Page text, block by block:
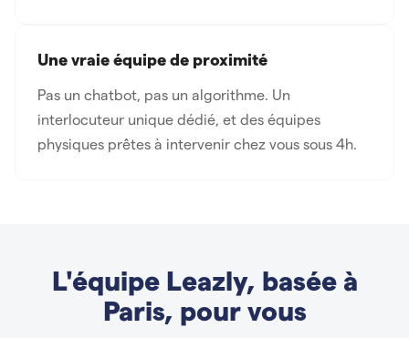
Une vraie équipe de proximité
Pas un chatbot, pas un algorithme. Un
interlocuteur unique dédié, et des équipes
physiques prêtes à intervenir chez vous sous 4h.
L'équipe Leazly, basée à
Paris, pour vous